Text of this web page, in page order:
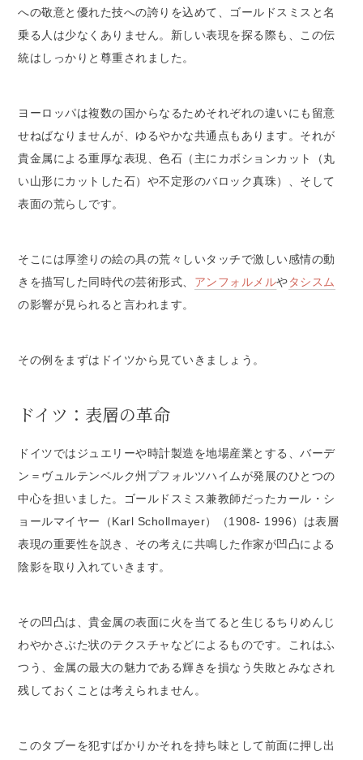
への敬意と優れた技への誇りを込めて、ゴールドスミスと名
乗る人は少なくありません。新しい表現を探る際も、この伝
統はしっかりと尊重されました。
ヨーロッパは複数の国からなるためそれぞれの違いにも留意
せねばなりませんが、ゆるやかな共通点もあります。それが
貴金属による重厚な表現、色石（主にカボションカット（丸
い山形にカットした石）や不定形のバロック真珠）、そして
表面の荒らしです。
そこには厚塗りの絵の具の荒々しいタッチで激しい感情の動
きを描写した同時代の芸術形式、 アンフォルメルやタシスム
の影響が見られると言われます。
その例をまずはドイツから見ていきましょう。
ドイツ：表層の革命
ドイツではジュエリーや時計製造を地場産業とする、バーデ
ン＝ヴュルテンベルク州プフォルツハイムが発展のひとつの
中心を担いました。ゴールドスミス兼教師だったカール・シ
ョールマイヤー（Karl Schollmayer）（1908- 1996）は表層
表現の重要性を説き、その考えに共鳴した作家が凹凸による
陰影を取り入れていきます。
その凹凸は、貴金属の表面に火を当てると生じるちりめんじ
わやかさぶた状のテクスチャなどによるものです。これはふ
つう、金属の最大の魅力である輝きを損なう失敗とみなされ
残しておくことは考えられません。
このタブーを犯すばかりかそれを持ち味として前面に押し出